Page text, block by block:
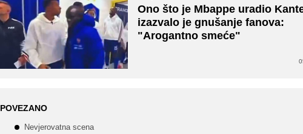
Ono što je Mbappe uradio
izazvalo je gnušanje fanova:
"Arogantno smeće"
POVEZANO
Nevjerovatna scena